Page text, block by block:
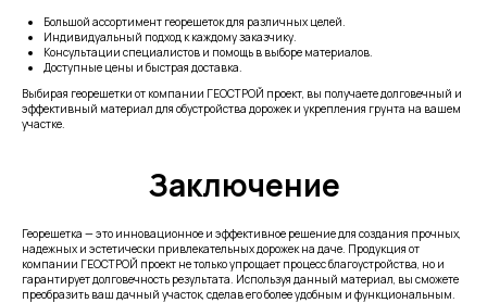
Большой ассортимент георешеток для различных целей.
Индивидуальный подход к каждому заказчику.
Консультации специалистов и помощь в выборе материалов.
Доступные цены и быстрая доставка.
Выбирая георешетки от компании ГЕОСТРОЙ проект, вы получаете долговечный и
эффективный материал для обустройства дорожек и укрепления грунта на вашем
участке.
Заключение
Георешетка — это инновационное и эффективное решение для создания прочных,
надежных и эстетически привлекательных дорожек на даче. Продукция от
компании ГЕОСТРОЙ проект не только упрощает процесс благоустройства, но и
гарантирует долговечность результата. Используя данный материал, вы сможете
преобразить ваш дачный участок, сделав его более удобным и функциональным.